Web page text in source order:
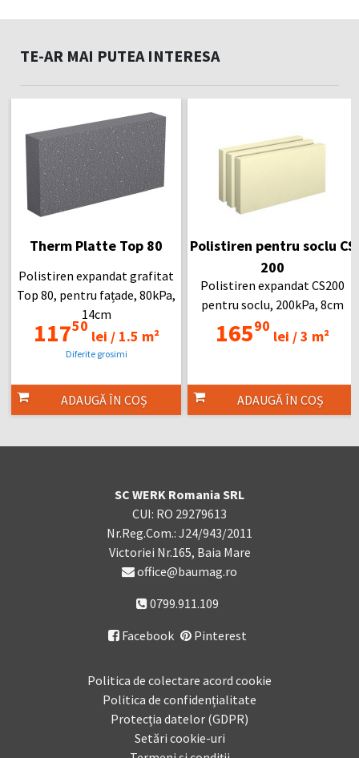
TE-AR MAI PUTEA INTERESA
Therm Platte Top 80
Polistiren expandat grafitat
Top 80, pentru fațade, 80kPa,
14cm
11750
lei /1.5 m²
Diferite grosimi
ADAUGĂ ÎN COȘ
Polistiren pentru soclu CS
200
Polistiren expandat CS200
pentru soclu, 200kPa, 8cm
16590
lei /3 m²
ADAUGĂ ÎN COȘ
SC WERK Romania SRL
CUI: RO 29279613
Nr.Reg.Com.: J24/943/2011
Victoriei Nr.165, Baia Mare
office@baumag.ro
0799.911.109
 Facebook Pinterest
Politica de colectare acord cookie
Politica de confidențialitate
Protecția datelor (GDPR)
Setări cookie-uri